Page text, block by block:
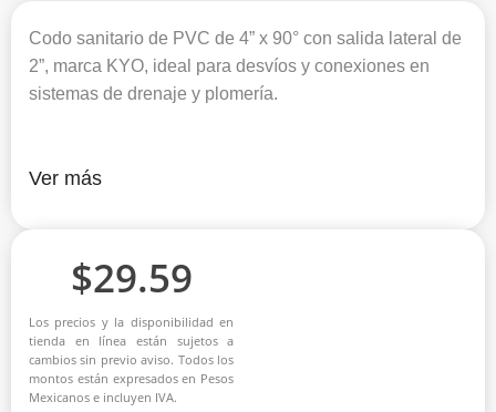
Codo sanitario de PVC de 4” x 90° con salida lateral de
2”, marca KYO, ideal para desvíos y conexiones en
sistemas de drenaje y plomería.
Ver más
$29.59
Los precios y la disponibilidad en
tienda en línea están sujetos a
cambios sin previo aviso. Todos los
montos están expresados en Pesos
Mexicanos e incluyen IVA.